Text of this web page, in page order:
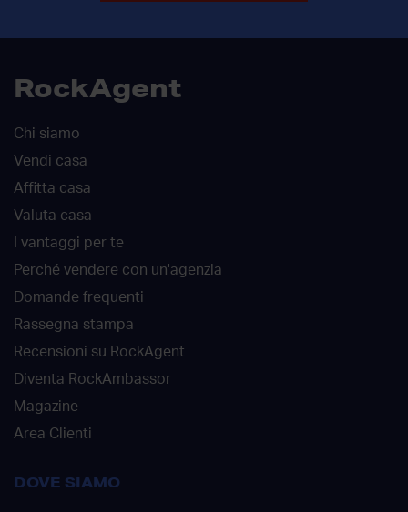
RockAgent
Chi siamo
Vendi casa
Affitta casa
Valuta casa
I vantaggi per te
Perché vendere con un'agenzia
Domande frequenti
Rassegna stampa
Recensioni su RockAgent
Diventa RockAmbassor
Magazine
Area Clienti
DOVE SIAMO